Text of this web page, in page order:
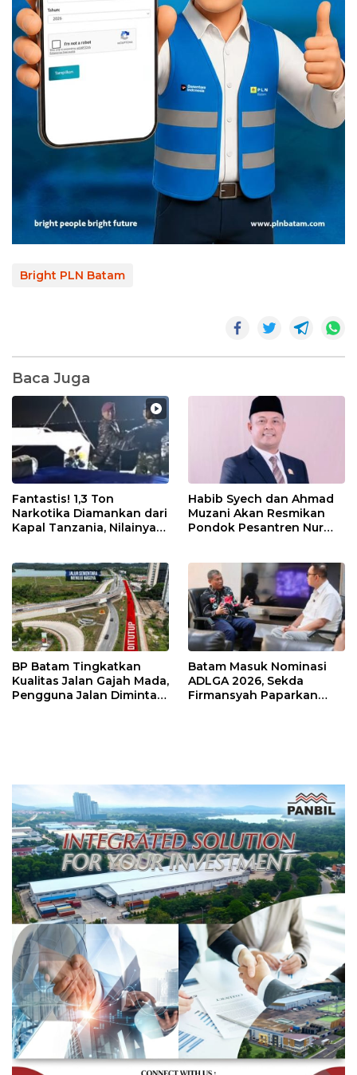
Bright PLN Batam
Baca Juga
Fantastis! 1,3 Ton
Narkotika Diamankan dari
Kapal Tanzania, Nilainya
Habib Syech dan Ahmad
Muzani Akan Resmikan
Pondok Pesantren Nur
BP Batam Tingkatkan
Kualitas Jalan Gajah Mada,
Pengguna Jalan Diminta
Batam Masuk Nominasi
ADLGA 2026, Sekda
Firmansyah Paparkan